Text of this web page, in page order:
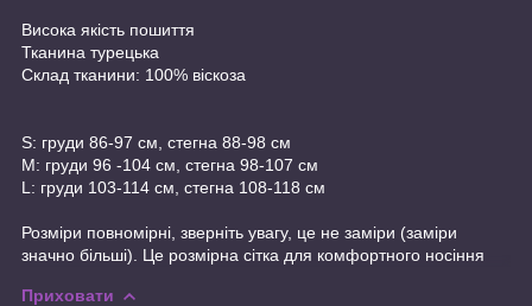
Висока якість пошиття
Тканина турецька
Склад тканини: 100% віскоза
S: груди 86-97 см, стегна 88-98 см
M: груди 96 -104 см, стегна 98-107 см
L: груди 103-114 см, стегна 108-118 см
Розміри повномірні, зверніть увагу, це не заміри (заміри
значно більші). Це розмірна сітка для комфортного носіння
Приховати